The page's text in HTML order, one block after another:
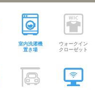
室内洗濯機
置き場
ウォークイン
クローゼット